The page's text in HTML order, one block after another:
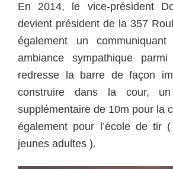
En 2014, le vice-président
devient président de la 357
également un
ambiance sympathique
redresse la barre de façon
construire dans la cour,
supplémentaire de 10m pour la
également pour l’école de tir
jeunes adultes ).